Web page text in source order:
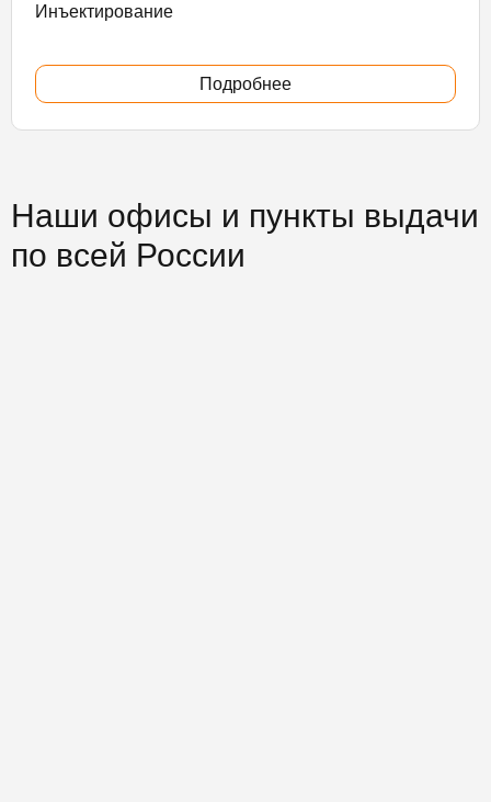
Инъектирование
Подробнее
Наши офисы и пункты выдачи
по всей России